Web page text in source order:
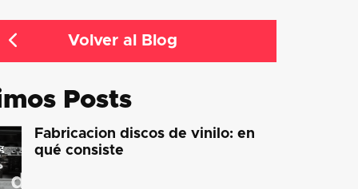
Volver al Blog
Posts
Fabricacion discos de vinilo: en
qué consiste